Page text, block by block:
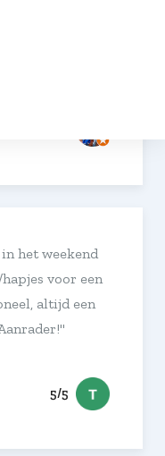
het weekend
voor een
altijd een
5/5